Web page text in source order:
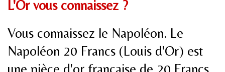
L'Or vous connaissez ?
Vous connaissez le Napoléon. Le
Napoléon 20 Francs (Louis d'Or) est
une pièce d'or française de 20 Francs